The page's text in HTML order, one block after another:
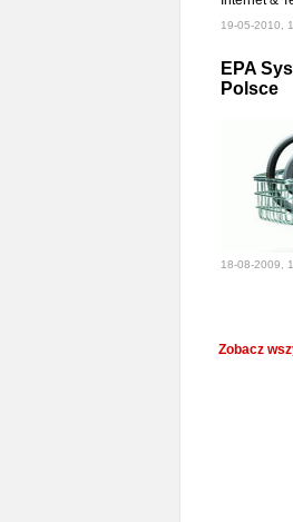
19-05-2010,
EPA
Polsce
18-08-2009,
Zobacz